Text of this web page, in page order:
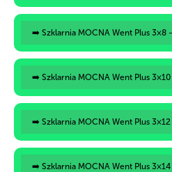
➡️ Szklarnia MOCNA Went Plus 3×8
➡️ Szklarnia MOCNA Went Plus
➡️ Szklarnia MOCNA Went Plus
➡️ Szklarnia MOCNA Went Plus